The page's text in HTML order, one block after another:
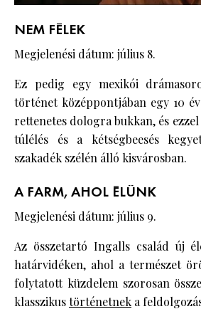
NEM FÉLEK
Megjelenési dátum: július 8.
Ez pedig egy mexikói
történet középpontjában egy 10
rettenetes dologra bukkan, és
túlélés és a kétségbeesés
szakadék szélén álló kisvárosban.
A FARM, AHOL ÉLÜNK
Megjelenési dátum: július 9.
Az összetartó Ingalls család új
határvidéken, ahol a természet
folytatott küzdelem szorosan
klasszikustörténetnek a